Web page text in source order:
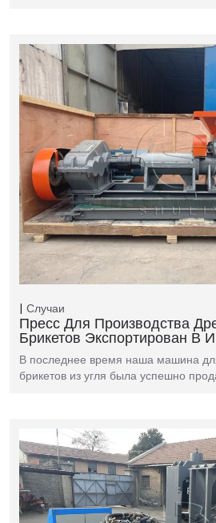
Случаи
Пресс Для Производства
Брикетов Экспортирован В
В последнее время наша машина
брикетов из угля была успешно